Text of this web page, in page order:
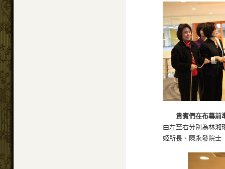
貴賓們在布幕前
由左至右分別為林湘
姬所長、陳永發院士